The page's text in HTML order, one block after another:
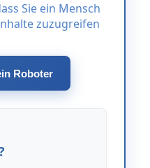
Sie ein Mensch
zuzugreifen
Roboter